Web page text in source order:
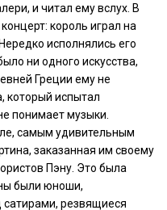
и читал ему вслух. В
король играл на
исполнялись его
ни одного искусства,
Греции ему не
который испытал
понимает музыки.
самым удивительным
заказанная им своему
Пэну. Это была
были юноши,
резвящиеся